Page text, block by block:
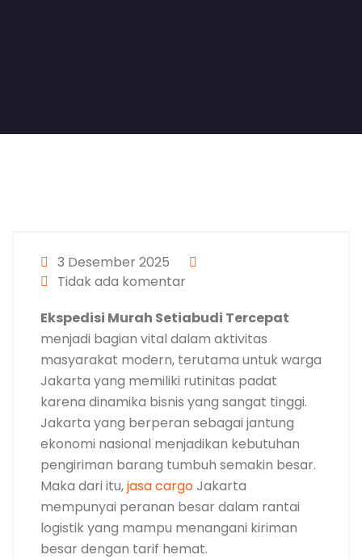
3 Desember 2025
Tidak ada komentar
Ekspedisi Murah Setiabudi Tercepat
menjadi bagian vital dalam aktivitas
masyarakat modern, terutama untuk warga
Jakarta yang memiliki rutinitas padat
karena dinamika bisnis yang sangat tinggi.
Jakarta yang berperan sebagai jantung
ekonomi nasional menjadikan kebutuhan
pengiriman barang tumbuh semakin besar.
Maka dari itu,jasa cargoJakarta
mempunyai peranan besar dalam rantai
logistik yang mampu menangani kiriman
besar dengan tarif hemat.